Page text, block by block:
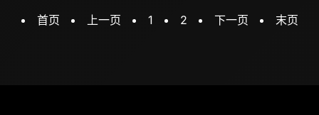
首页 上一页 1 2 下一页 末页